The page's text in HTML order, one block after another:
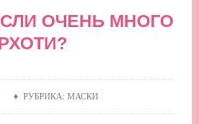
ОЧЕНЬ МНОГО
♦ РУБРИКА: МАСКИ